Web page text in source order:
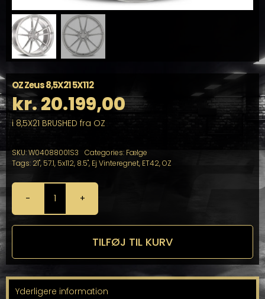
OZ Zeus 8,5X21 5X112
kr.20.199,00
i 8,5X21 BRUSHED fra OZ
SKU:W04088001S3 Categories: Fælge
Tags: 21", 57.1, 5x112, 8.5", Ej Vinteregnet, ET42,OZ
OZ
Zeus
8,5X21
TILFØJ TIL KURV
Yderligere information